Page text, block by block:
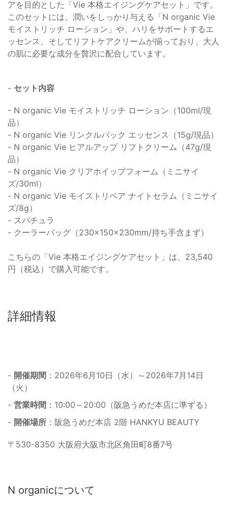
アを目的とした「Vie 本格エイジングケアセット」です。
このセットには、潤いをしっかり与える「N organic Vie
モイストリッチ ローション」や、ハリをサポートするエ
ッセンス、そしてリフトケアクリームが揃っており、大人
の肌に必要な成分を贅沢に配合しています。
- セット内容
- N organic Vie モイストリッチ ローション（100ml/現
品）
- N organic Vie リンクルパック エッセンス（15g/現品）
- N organic Vie ヒアルアップ リフトクリーム（47g/現
品）
- N organic Vie クリアホイップフォーム（ミニサイ
ズ/30ml）
- N organic Vie モイストリペア ナイトセラム（ミニサイ
ズ/8g）
- スパチュラ
- クーラーバッグ（230×150×230mm/持ち手含まず）
こちらの「Vie 本格エイジングケアセット」は、23,540
円（税込）で購入可能です。
詳細情報
- 開催期間 ：2026年6月10日（水）～2026年7月14日
（火）
- 営業時間 ：10:00～20:00（阪急うめだ本店に準ずる）
- 開催場所 ：阪急うめだ本店 2階 HANKYU BEAUTY
〒530-8350 大阪府大阪市北区角田町8番7号
N organicについて